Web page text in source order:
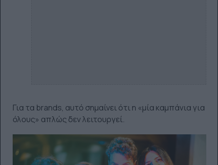
Για τα brands, αυτό σημαίνει ότι η «μία καμπάνια για
όλους» απλώς δεν λειτουργεί.